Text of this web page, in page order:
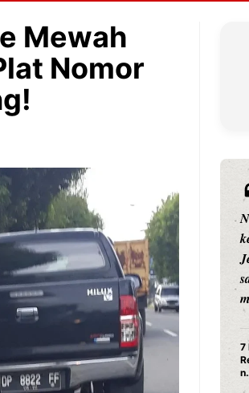
Mewah
Nomor
Pernah gak sih
sesuatu cuma
eh ternyata malah
yang
...
Iseng Jadi Cuan: Kisah
yang Ubah
Jadi Bisnis Kece
NEWS TNG–
kenal dengan
Jepang?
sakura ini
mendunia dan